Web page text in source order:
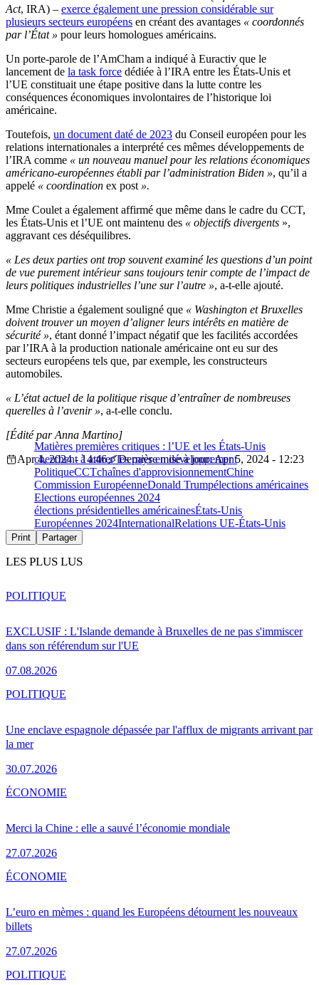
Act, IRA) – exerce également une pression considérable sur
plusieurs secteurs européens en créant des avantages « coordonnés
par l’État » pour leurs homologues américains.
Un porte-parole de l’AmCham a indiqué à Euractiv que le
lancement de la task force dédiée à l’IRA entre les États-Unis et
l’UE constituait une étape positive dans la lutte contre les
conséquences économiques involontaires de l’historique loi
américaine.
Toutefois, un document daté de 2023 du Conseil européen pour les
relations internationales a interprété ces mêmes développements de
l’IRA comme « un nouveau manuel pour les relations économiques
américano-européennes établi par l’administration Biden », qu’il a
appelé « coordination ex post ».
Mme Coulet a également affirmé que même dans le cadre du CCT,
les États-Unis et l’UE ont maintenu des « objectifs divergents »,
aggravant ces déséquilibres.
« Les deux parties ont trop souvent examiné les questions d’un point
de vue purement intérieur sans toujours tenir compte de l’impact de
leurs politiques industrielles l’une sur l’autre », a-t-elle ajouté.
Mme Christie a également souligné que « Washington et Bruxelles
doivent trouver un moyen d’aligner leurs intérêts en matière de
sécurité », étant donné l’impact négatif que les facilités accordées
par l’IRA à la production nationale américaine ont eu sur des
secteurs européens tels que, par exemple, les constructeurs
automobiles.
« L’état actuel de la politique risque d’entraîner de nombreuses
querelles à l’avenir », a-t-elle conclu.
Matières premières critiques : l’UE et les États-Unis
cherchent à attirer les pays en développement
[Édité par Anna Martino]
Apr 4, 2024 - 14:46
Dernière mise à jour: Apr 5, 2024 - 12:23
PolitiqueCCTchaînes d'approvisionnementChine
Commission EuropéenneDonald Trumpélections américaines
Elections européennes 2024
élections présidentielles américainesÉtats-Unis
Européennes 2024InternationalRelations UE-États-Unis
Print Partager
LES PLUS LUS
EXCLUSIF : L'Islande demande à Bruxelles de ne pas s'immiscer
dans son référendum sur l'UE
07.08.2026
POLITIQUE
Une enclave espagnole dépassée par l'afflux de migrants arrivant par
la mer
30.07.2026
POLITIQUE
Merci la Chine : elle a sauvé l’économie mondiale
27.07.2026
ÉCONOMIE
L’euro en mèmes : quand les Européens détournent les nouveaux
billets
27.07.2026
ÉCONOMIE
POLITIQUE